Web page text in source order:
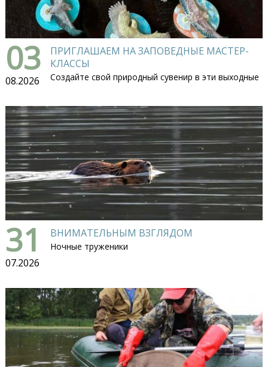
03
08.2026
ПРИГЛАШАЕМ НА ЗАПОВЕДНЫЕ МАСТЕР-
КЛАССЫ
Создайте свой природный сувенир в эти выходные
31
07.2026
ВНИМАТЕЛЬНЫМ ВЗГЛЯДОМ
Ночные труженики